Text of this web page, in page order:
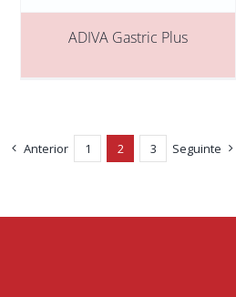
ADIVA Gastric Plus
Anterior 1 2 3 Seguinte